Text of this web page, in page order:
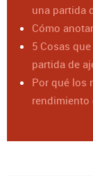
una partida
Cómo
5 Cosas
partida de
Por qué los
rendimiento